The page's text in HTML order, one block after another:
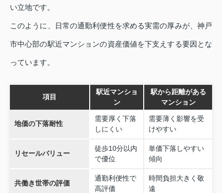
い立地です。
このように、日常の通勤利便性を求める実需の厚みが、神戸
市中心部の駅近マンションの資産価値を下支えする要因とな
っています。
項目
駅近マンショ
ン
駅から距離がある
マンション
地価の下落耐性
需要厚く下落
しにくい
需要薄く影響を受
けやすい
リセールバリュー
徒歩10分以内
で優位
単価下落しやすい
傾向
共働き世帯の評価
通勤利便性で
高評価
時間負担大きく敬
遠